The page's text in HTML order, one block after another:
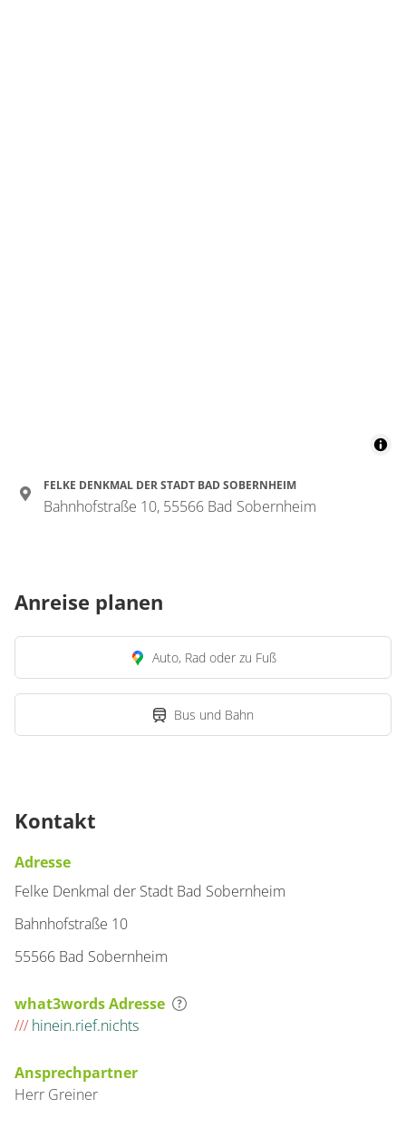
FELKE DENKMAL DER STADT BAD SOBERNHEIM
Bahnhofstraße 10, 55566 Bad Sobernheim
Anreise planen
Auto, Rad oder zu Fuß
Bus und Bahn
Kontakt
Adresse
Felke Denkmal der Stadt Bad Sobernheim
Bahnhofstraße 10
55566 Bad Sobernheim
what3words Adresse
/// hinein.rief.nichts
Ansprechpartner
Herr Greiner